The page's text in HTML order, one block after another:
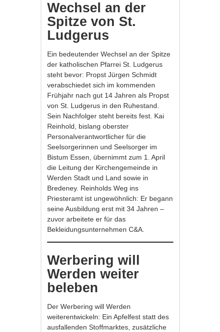
Wechsel an der
Spitze von St.
Ludgerus
Ein bedeutender Wechsel an der Spitze
der katholischen Pfarrei St. Ludgerus
steht bevor: Propst Jürgen Schmidt
verabschiedet sich im kommenden
Frühjahr nach gut 14 Jahren als Propst
von St. Ludgerus in den Ruhestand.
Sein Nachfolger steht bereits fest. Kai
Reinhold, bislang oberster
Personalverantwortlicher für die
Seelsorgerinnen und Seelsorger im
Bistum Essen, übernimmt zum 1. April
die Leitung der Kirchengemeinde in
Werden Stadt und Land sowie in
Bredeney. Reinholds Weg ins
Priesteramt ist ungewöhnlich: Er begann
seine Ausbildung erst mit 34 Jahren –
zuvor arbeitete er für das
Bekleidungsunternehmen C&A.
Werbering will
Werden weiter
beleben
Der Werbering will Werden
weiterentwickeln: Ein Apfelfest statt des
ausfallenden Stoffmarktes, zusätzliche